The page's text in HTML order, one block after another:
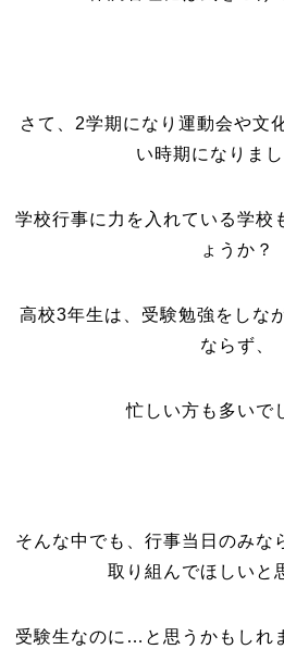
さて、2学期になり運動会や文
い時期になりまし
学校行事に力を入れている学校
ょうか？
高校3年生は、受験勉強をしな
ならず、
忙しい方も多いで
そんな中でも、行事当日のみな
取り組んでほしいと
受験生なのに…と思うかもしれ